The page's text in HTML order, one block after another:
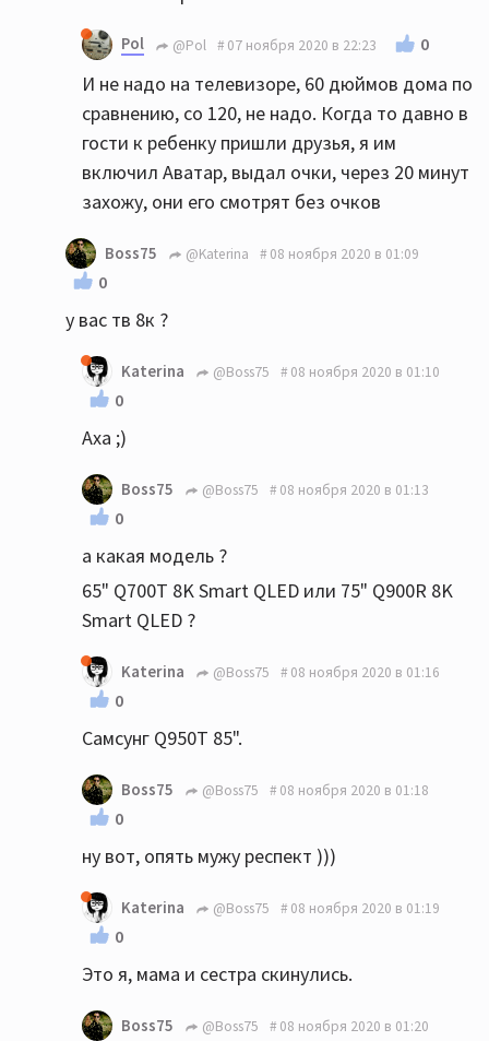
Pol @Pol 07 ноября 2020 в 22:23 0
И не надо на телевизоре, 60 дюймов дома по
сравнению, со 120, не надо. Когда то давно в
гости к ребенку пришли друзья, я им
включил Аватар, выдал очки, через 20 минут
захожу, они его смотрят без очков
Boss75 @Katerina 08 ноября 2020 в 01:09
0
у вас тв 8к ?
Katerina @Boss75 08 ноября 2020 в 01:10
0
Аха ;)
Boss75 @Boss75 08 ноября 2020 в 01:13
0
а какая модель ?
65" Q700T 8K Smart QLED или 75" Q900R 8K
Smart QLED ?
Katerina @Boss75 08 ноября 2020 в 01:16
0
Самсунг Q950T 85".
Boss75 @Boss75 08 ноября 2020 в 01:18
0
ну вот, опять мужу респект )))
Katerina @Boss75 08 ноября 2020 в 01:19
0
Это я, мама и сестра скинулись.
Boss75 @Boss75 08 ноября 2020 в 01:20